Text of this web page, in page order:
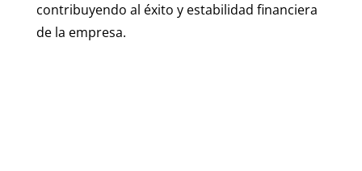
contribuyendo al éxito y estabilidad financiera
de la empresa.